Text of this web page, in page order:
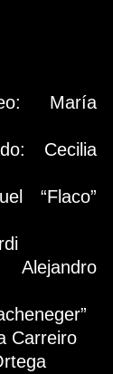
María
Cecilia
“Flaco”
Carreiro